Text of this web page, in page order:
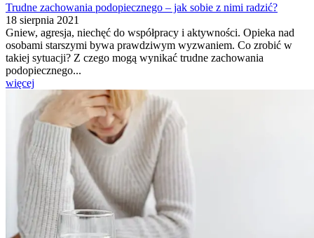
Trudne zachowania podopiecznego – jak sobie z nimi radzić?
18 sierpnia 2021
Gniew, agresja, niechęć do współpracy i aktywności. Opieka nad
osobami starszymi bywa prawdziwym wyzwaniem. Co zrobić w
takiej sytuacji? Z czego mogą wynikać trudne zachowania
podopiecznego...
więcej